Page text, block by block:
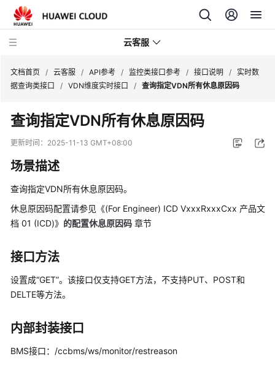
云客服
产
品
介
速
入
门
户
指
南
格
明
文档首页 / 云客服 / API参考 / 监控类接口参考 / 接口说明 / 实时数
据查询类接口
/ VDN维度实时接口 / 查询指定VDN所有休息原因码
查询指定VDN所有休息原因码
更新时间： 2025-11-13 GMT+08:00
场景描述
查询指定VDN所有休息原因码。
休息原因码配置请参见《(For Engineer) ICD VxxxRxxxCxx 产品文
档 01 (ICD)》 的配置休息原因码 章节
接口方法
设置成“GET”。该接口仅支持GET方法，不支持PUT、POST和
DELTE等方法。
内部封装接口
BMS接口：/ccbms/ws/monitor/restreason